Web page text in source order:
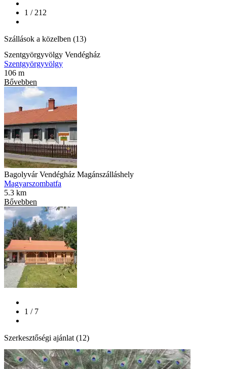
1 / 212
Szállások a közelben (13)
Szentgyörgyvölgy Vendégház
Szentgyörgyvölgy
106 m
Bővebben
Bagolyvár Vendégház Magánszálláshely
Magyarszombatfa
5.3 km
Bővebben
1 / 7
Szerkesztőségi ajánlat (12)